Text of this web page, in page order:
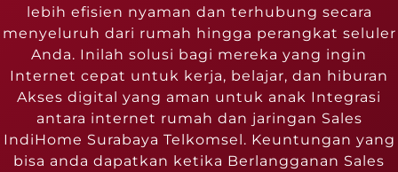
lebih efisien nyaman dan terhubung secara
menyeluruh dari rumah hingga perangkat seluler
Anda. Inilah solusi bagi mereka yang ingin
Internet cepat untuk kerja, belajar, dan hiburan
Akses digital yang aman untuk anak Integrasi
antara internet rumah dan jaringan Sales
IndiHome Surabaya Telkomsel. Keuntungan yang
bisa anda dapatkan ketika Berlangganan Sales